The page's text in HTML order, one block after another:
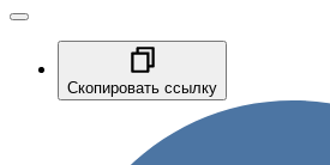
Скопировать ссылку